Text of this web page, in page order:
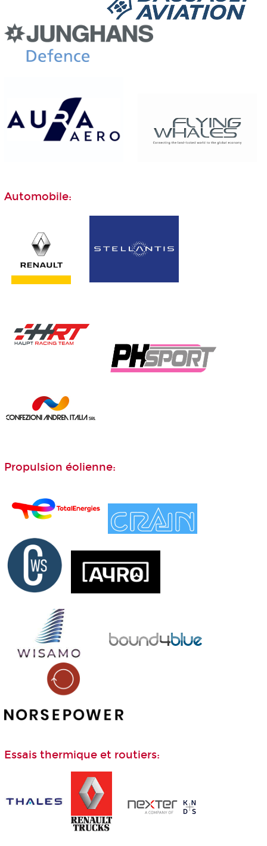
Automobile:
Propulsion éolienne:
Essais thermique et routiers: